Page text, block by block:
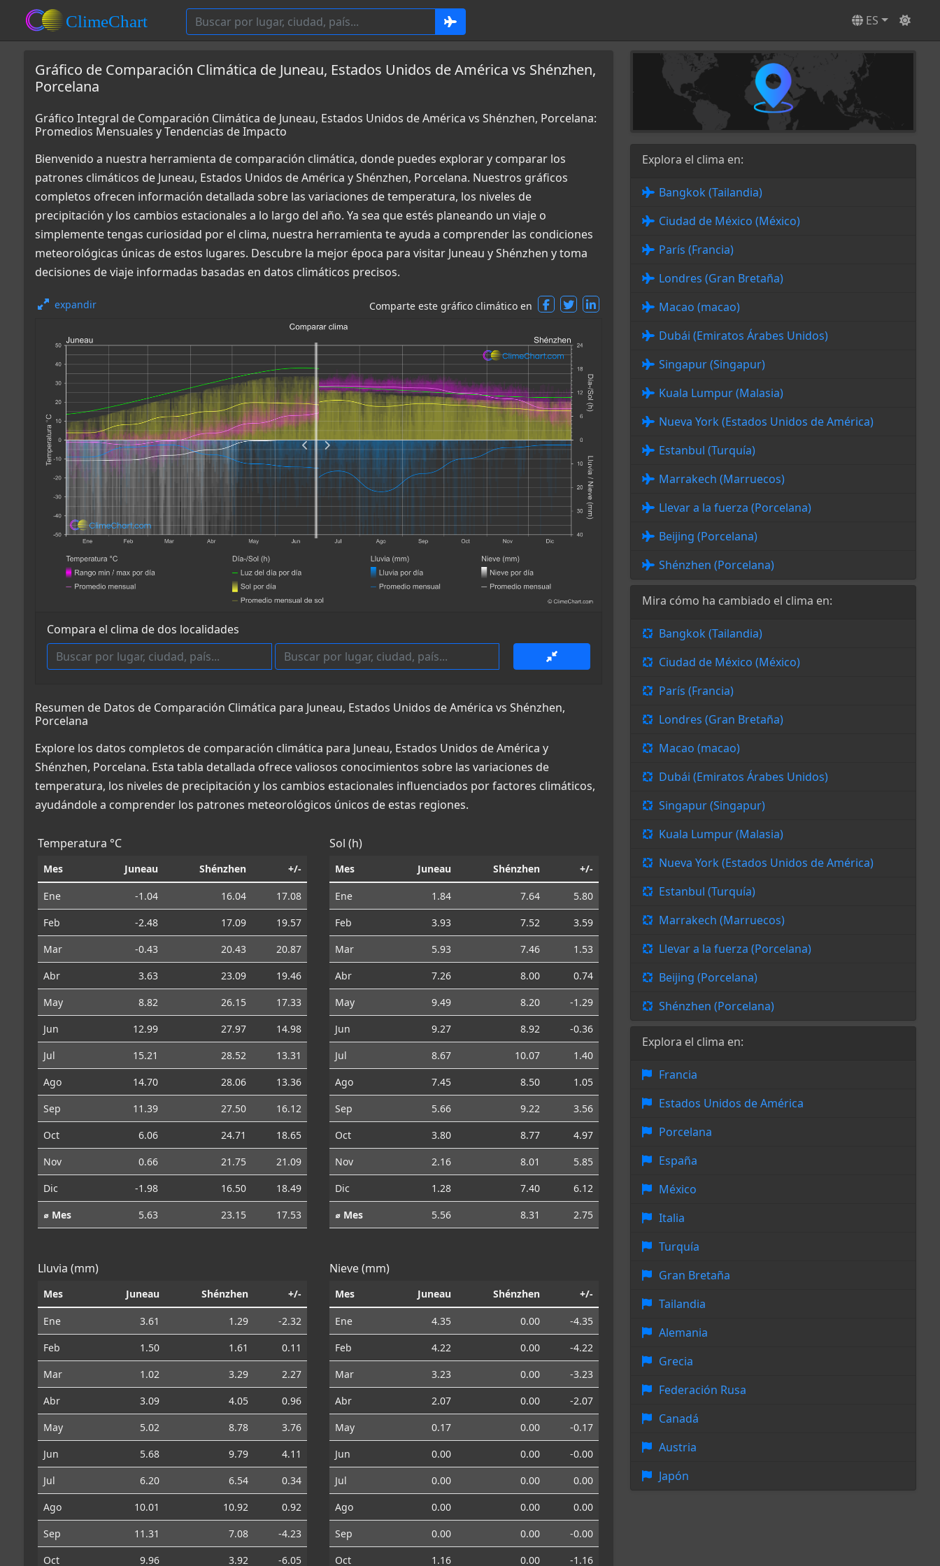
ES
Gráfico de Comparación Climática de Juneau, Estados Unidos de América vs Shénzhen,
Porcelana
Gráfico Integral de Comparación Climática de Juneau, Estados Unidos de América vs Shénzhen, Porcelana:
Promedios Mensuales y Tendencias de Impacto
Bienvenido a nuestra herramienta de comparación climática, donde puedes explorar y comparar los
patrones climáticos de Juneau, Estados Unidos de América y Shénzhen, Porcelana. Nuestros gráficos
completos ofrecen información detallada sobre las variaciones de temperatura, los niveles de
precipitación y los cambios estacionales a lo largo del año. Ya sea que estés planeando un viaje o
simplemente tengas curiosidad por el clima, nuestra herramienta te ayuda a comprender las condiciones
meteorológicas únicas de estos lugares. Descubre la mejor época para visitar Juneau y Shénzhen y toma
decisiones de viaje informadas basadas en datos climáticos precisos.
expandir Comparte este gráfico climático en
Compara el clima de dos localidades
Resumen de Datos de Comparación Climática para Juneau, Estados Unidos de América vs Shénzhen,
Porcelana
Explore los datos completos de comparación climática para Juneau, Estados Unidos de América y
Shénzhen, Porcelana. Esta tabla detallada ofrece valiosos conocimientos sobre las variaciones de
temperatura, los niveles de precipitación y los cambios estacionales influenciados por factores climáticos,
ayudándole a comprender los patrones meteorológicos únicos de estas regiones.
Temperatura °C
Mes Juneau Shénzhen +/-
Ene -1.04 16.04
17.08
Feb
-2.48 17.09
19.57
Mar
-0.43 20.43
20.87
Abr
3.63 23.09
19.46
May
8.82 26.15
17.33
Jun
12.99 27.97
14.98
Jul
15.21 28.52
13.31
Ago
14.70 28.06
13.36
Sep
11.39 27.50
16.12
Oct
6.06 24.71
18.65
Nov
0.66 21.75
21.09
Dic
-1.98 16.50
18.49
⌀ Mes
5.63 23.15 17.53
Sol (h)
Mes Juneau Shénzhen +/-
Ene 1.84 7.64
5.80
Feb
3.93 7.52
3.59
Mar
5.93 7.46
1.53
Abr
7.26 8.00
0.74
May
9.49 8.20
-1.29
Jun
9.27 8.92
-0.36
Jul
8.67 10.07
1.40
Ago
7.45 8.50
1.05
Sep
5.66 9.22
3.56
Oct
3.80 8.77
4.97
Nov
2.16 8.01
5.85
Dic
1.28 7.40
6.12
⌀ Mes
5.56 8.31 2.75
Lluvia (mm)
Mes Juneau Shénzhen +/-
Ene 3.61 1.29
-2.32
Feb
1.50 1.61
0.11
Mar
1.02 3.29
2.27
Abr
3.09 4.05
0.96
May
5.02 8.78
3.76
Jun
5.68 9.79
4.11
Jul
6.20 6.54
0.34
Ago
10.01 10.92
0.92
Sep
11.31 7.08
-4.23
Oct
9.96 3.92 -6.05
Nieve (mm)
Mes Juneau Shénzhen +/-
Ene 4.35 0.00
-4.35
Feb
4.22 0.00
-4.22
Mar
3.23 0.00
-3.23
Abr
2.07 0.00
-2.07
May
0.17 0.00
-0.17
Jun
0.00 0.00
-0.00
Jul
0.00 0.00
0.00
Ago
0.00 0.00
0.00
Sep
0.00 0.00
-0.00
Oct
1.16 0.00 -1.16
Explora el clima en:
Bangkok (Tailandia)
Ciudad de México (México)
París (Francia)
Londres (Gran Bretaña)
Macao (macao)
Dubái (Emiratos Árabes Unidos)
Singapur (Singapur)
Kuala Lumpur (Malasia)
Nueva York (Estados Unidos de América)
Estanbul (Turquía)
Marrakech (Marruecos)
Llevar a la fuerza (Porcelana)
Beijing (Porcelana)
Shénzhen (Porcelana)
Mira cómo ha cambiado el clima en:
Bangkok (Tailandia)
Ciudad de México (México)
París (Francia)
Londres (Gran Bretaña)
Macao (macao)
Dubái (Emiratos Árabes Unidos)
Singapur (Singapur)
Kuala Lumpur (Malasia)
Nueva York (Estados Unidos de América)
Estanbul (Turquía)
Marrakech (Marruecos)
Llevar a la fuerza (Porcelana)
Beijing (Porcelana)
Shénzhen (Porcelana)
Explora el clima en:
Francia
Estados Unidos de América
Porcelana
España
México
Italia
Turquía
Gran Bretaña
Tailandia
Alemania
Grecia
Federación Rusa
Canadá
Austria
Japón